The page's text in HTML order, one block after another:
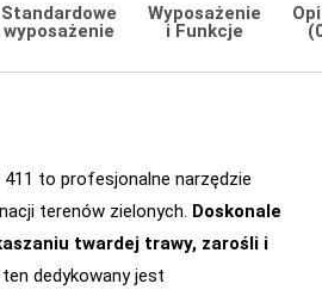
Standardowe
wyposażenie
Wyposażenie
i Funkcje
to profesjonalne narzędzie
terenów zielonych. Doskonale
twardej trawy, zarośli i
dedykowany jest